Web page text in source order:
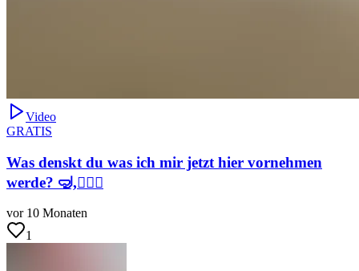
Video
GRATIS
Was denskt du was ich mir jetzt hier vornehmen
werde? 🤿,🏊🏻‍♀️
vor 10 Monaten
1